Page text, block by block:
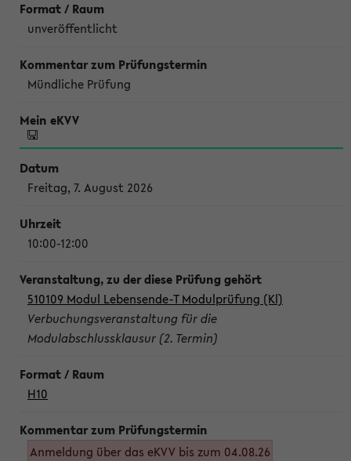
unveröffentlicht
Mündliche Prüfung
Freitag, 7. August 2026
10:00-12:00
510109 Modul Lebensende-T Modulprüfung (Kl)
Verbuchungsveranstaltung für die
Modulabschlussklausur (2. Termin)
H10
Anmeldung über das eKVV bis zum 04.08.26